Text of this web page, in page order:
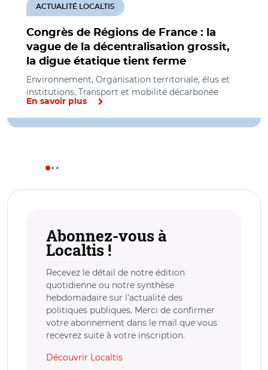
Congrès de Régions de France : la
vague de la décentralisation grossit,
la digue étatique tient ferme
ACTUALITÉ LOCALTIS
Environnement, Organisation territoriale, élus et
institutions, Transport et mobilité décarbonée
En savoir plus
Abonnez-vous à
Localtis !
Recevez le détail de notre édition
quotidienne ou notre synthèse
hebdomadaire sur l’actualité des
politiques publiques. Merci de confirmer
votre abonnement dans le mail que vous
recevrez suite à votre inscription.
Découvrir Localtis